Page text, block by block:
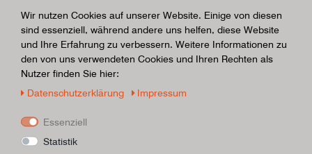
Wir nutzen Cookies auf unserer Website. Einige von diesen
sind essenziell, während andere uns helfen, diese Website
und Ihre Erfahrung zu verbessern. Weitere Informationen zu
den von uns verwendeten Cookies und Ihren Rechten als
Nutzer finden Sie hier:
Daten­schutz­erklärung
Impressum
Essenziell
Statistik